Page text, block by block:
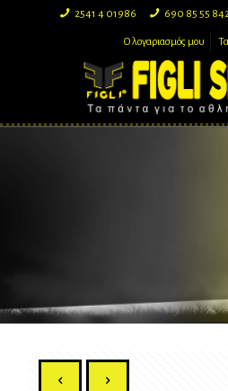
2541 4 01986 690 85 55
Ο λογαριασμός μου